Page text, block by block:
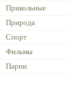
Прикольные
Природа
Спорт
Фильмы
Парни